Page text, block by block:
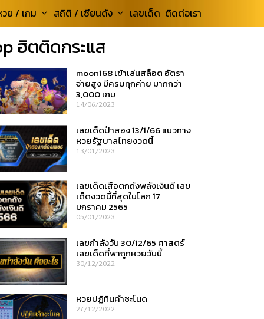
ย / เกม สถิติ / เซียนดัง เลขเด็ด ติดต่อเรา
ฮิตติดกระแส
moon168 เข้าเล่นสล็อต อัตรา
จ่ายสูง มีครบทุกค่าย มากกว่า
3,000 เกม
14/06/2023
เลขเด็ดป๋าสอง 13/1/66 แนวทาง
หวยรัฐบาลไทยงวดนี้
13/01/2023
เลขเด็ดเสือตกถังพลังเงินดี เลข
เด็ดงวดนี้ที่สุดในโลก 17
มกราคม 2565
05/01/2023
เลขกำลังวัน 30/12/65 ศาสตร์
เลขเด็ดที่พาถูกหวยวันนี้
30/12/2022
หวยปฏิทินคำชะโนด
27/12/2022